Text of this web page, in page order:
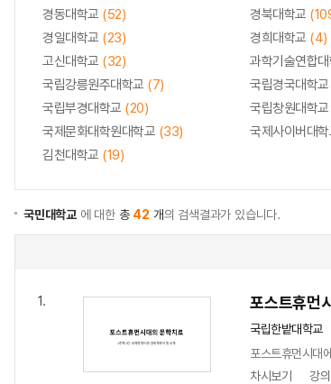
경동대학교 (52) 경북대학교
경일대학교 (23) 경희대학교 (4)
고신대학교 (32) 과학기술연합
국립강릉원주대학교 (7) 국립경국대학교
국립부경대학교 (20) 국립창원대학교
국제문화대학원대학교 (33) 국제사이버대
김천대학교 (19)
국민대학교 에 대한 총 42 개의 검색결과가 있습니다.
1. 포스트휴먼
국립한밭대학교
포스트휴먼시대
차시보기
강의